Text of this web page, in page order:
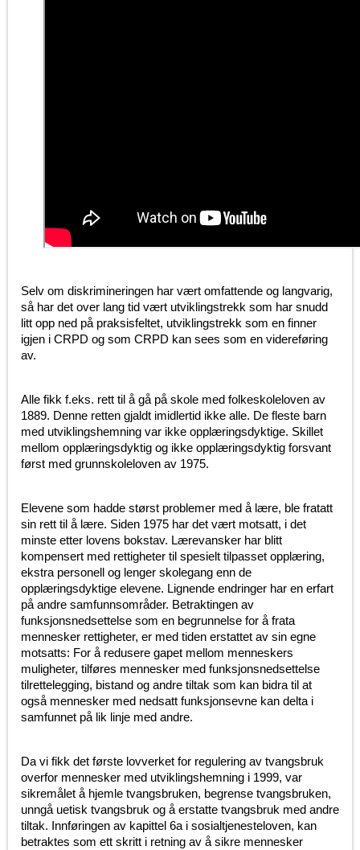
Selv om diskrimineringen har vært omfattende og langvarig,
så har det over lang tid vært utviklingstrekk som har snudd
litt opp ned på praksisfeltet, utviklingstrekk som en finner
igjen i CRPD og som CRPD kan sees som en videreføring
av.
Alle fikk f.eks. rett til å gå på skole med folkeskoleloven av
1889. Denne retten gjaldt imidlertid ikke alle. De fleste barn
med utviklingshemning var ikke opplæringsdyktige. Skillet
mellom opplæringsdyktig og ikke opplæringsdyktig forsvant
først med grunnskoleloven av 1975.
Elevene som hadde størst problemer med å lære, ble fratatt
sin rett til å lære. Siden 1975 har det vært motsatt, i det
minste etter lovens bokstav. Lærevansker har blitt
kompensert med rettigheter til spesielt tilpasset opplæring,
ekstra personell og lenger skolegang enn de
opplæringsdyktige elevene. Lignende endringer har en erfart
på andre samfunnsområder. Betraktingen av
funksjonsnedsettelse som en begrunnelse for å frata
mennesker rettigheter, er med tiden erstattet av sin egne
motsatts: For å redusere gapet mellom menneskers
muligheter, tilføres mennesker med funksjonsnedsettelse
tilrettelegging, bistand og andre tiltak som kan bidra til at
også mennesker med nedsatt funksjonsevne kan delta i
samfunnet på lik linje med andre.
Da vi fikk det første lovverket for regulering av tvangsbruk
overfor mennesker med utviklingshemning i 1999, var
sikremålet å hjemle tvangsbruken, begrense tvangsbruken,
unngå uetisk tvangsbruk og å erstatte tvangsbruk med andre
tiltak. Innføringen av kapittel 6a i sosialtjenesteloven, kan
betraktes som ett skritt i retning av å sikre mennesker